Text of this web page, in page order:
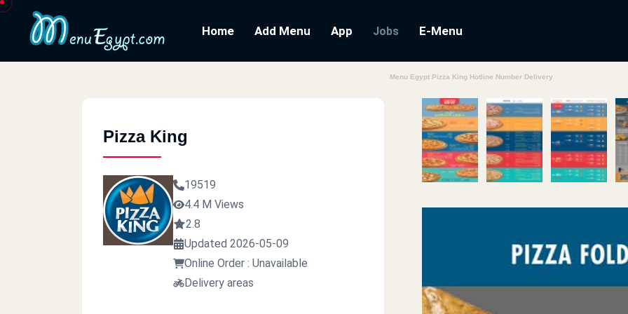
Home Add Menu App Jobs E-Menu
Menu Egypt Pizza King Hotline Number Delivery
Pizza King
19519
4.4 M Views
2.8
Updated 2026-05-09
Online Order : Unavailable
Delivery areas